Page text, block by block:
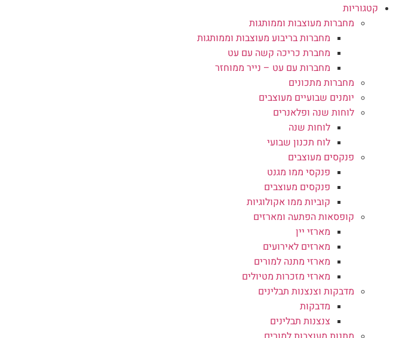
קטגוריות
מחברות מעוצבות וממותגות
מחברות בריבוע מעוצבות וממותגות
מחברת כריכה קשה עם עט
מחברות עם עט – נייר ממוחזר
מחברות מתכונים
יומנים שבועיים מעוצבים
לוחות שנה ופלאנרים
לוחות שנה
לוח תכנון שבועי
פנקסים מעוצבים
פנקסי ממו מגנט
פנקסים מעוצבים
קוביות ממו אקולוגיות
קופסאות הפתעה ומארזים
מארזי יין
מארזים לאירועים
מארזי מתנה למורים
מארזי מזכרות מטיולים
מדבקות וצנצנות תבלינים
מדבקות
צנצנות תבלינים